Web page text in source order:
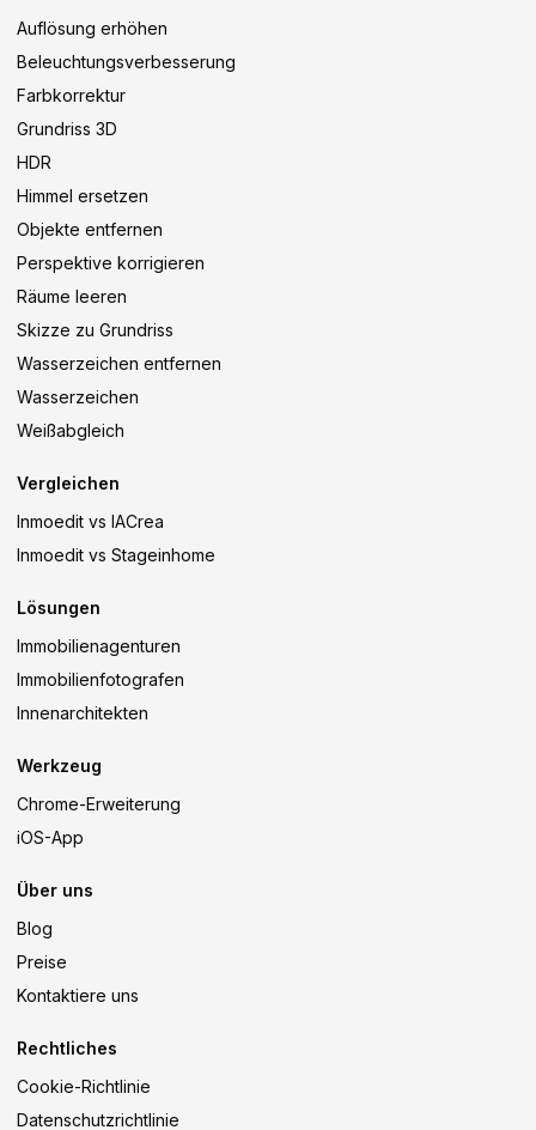
Auflösung erhöhen
Beleuchtungsverbesserung
Farbkorrektur
Grundriss 3D
HDR
Himmel ersetzen
Objekte entfernen
Perspektive korrigieren
Räume leeren
Skizze zu Grundriss
Wasserzeichen entfernen
Wasserzeichen
Weißabgleich
Vergleichen
Inmoedit vs IACrea
Inmoedit vs Stageinhome
Lösungen
Immobilienagenturen
Immobilienfotografen
Innenarchitekten
Werkzeug
Chrome-Erweiterung
iOS-App
Über uns
Blog
Preise
Kontaktiere uns
Rechtliches
Cookie-Richtlinie
Datenschutzrichtlinie